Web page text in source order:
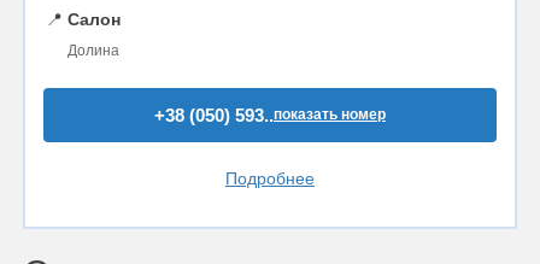
📍 Салон
Долина
+38 (050) 593..показать номер
Подробнее